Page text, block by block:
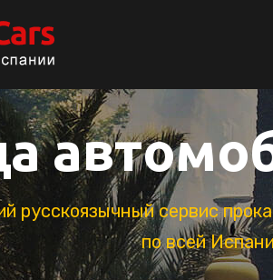
русскоязычный сервис
по всей